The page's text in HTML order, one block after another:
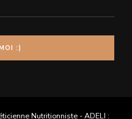
:)
Nutritionniste - ADELI :